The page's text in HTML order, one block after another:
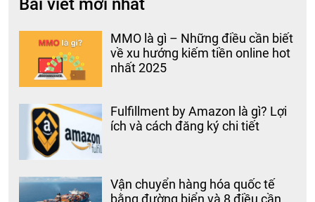
Bài viết mới nhất
MMO là gì – Những điều cần biết
về xu hướng kiếm tiền online hot
nhất 2025
Fulfillment by Amazon là gì? Lợi
ích và cách đăng ký chi tiết
Vận chuyển hàng hóa quốc tế
bằng đường biển và 8 điều cần